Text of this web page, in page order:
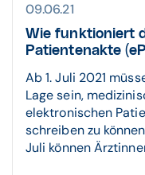
09.06.21
Wie funktioniert
Patientenakte
Ab 1. Juli 2021
Lage sein,
elektronischen
schreiben zu
Juli können